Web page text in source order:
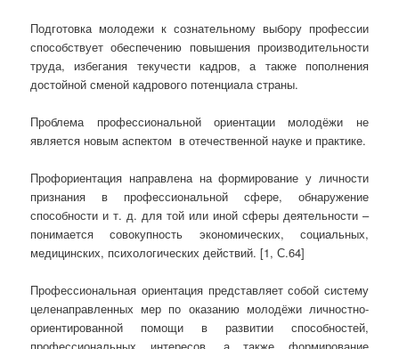
Подготовка молодежи к сознательному выбору профессии
способствует обеспечению повышения производительности
труда, избегания текучести кадров, а также пополнения
достойной сменой кадрового потенциала страны.
Проблема профессиональной ориентации молодёжи не
является новым аспектом в отечественной науке и практике.
Профориентация направлена на формирование у личности
признания в профессиональной сфере, обнаружение
способности и т. д. для той или иной сферы деятельности –
понимается совокупность экономических, социальных,
медицинских, психологических действий. [1, С.64]
Профессиональная ориентация представляет собой систему
целенаправленных мер по оказанию молодёжи личностно-
ориентированной помощи в развитии способностей,